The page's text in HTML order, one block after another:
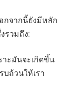
กจากนี้ยังมีหลัก
รวมถึง:
ะมันจะเกิดขึ้น
ถ้วนให้เรา